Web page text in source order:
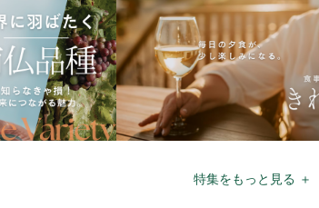
特集をもっと見る ＋